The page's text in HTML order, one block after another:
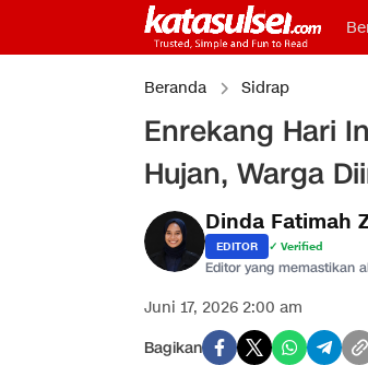
Beranda Sidrap
Enrekang Hari
Hujan, Warga
Dinda Fatimah
EDITOR ✓ Verified
Editor yang memastikan
Juni 17, 2026 2:00 am
Bagikan